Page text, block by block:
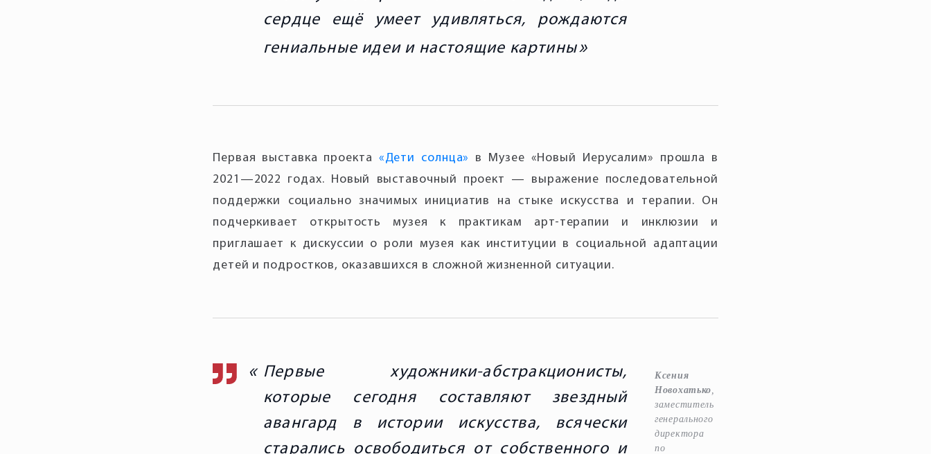
сердце ещё умеет удивляться, рождаются
гениальные идеи и настоящие картины
Первая выставка проекта «Дети солнца»
в Музее «Новый Иерусалим» прошла в
2021—2022 годах. Новый выставочный проект — выражение последовательной
поддержки социально значимых инициатив на стыке искусства и терапии. Он
подчеркивает открытость музея к практикам арт-терапии и инклюзии и
приглашает к дискуссии о роли музея как институции в социальной адаптации
детей и подростков, оказавшихся в сложной жизненной ситуации.
Ксения
Новохатько,
заместитель
генерального
директора
по
Первые художники-абстракционисты,
которые сегодня составляют звездный
авангард в истории искусства, всячески
старались освободиться от собственного и